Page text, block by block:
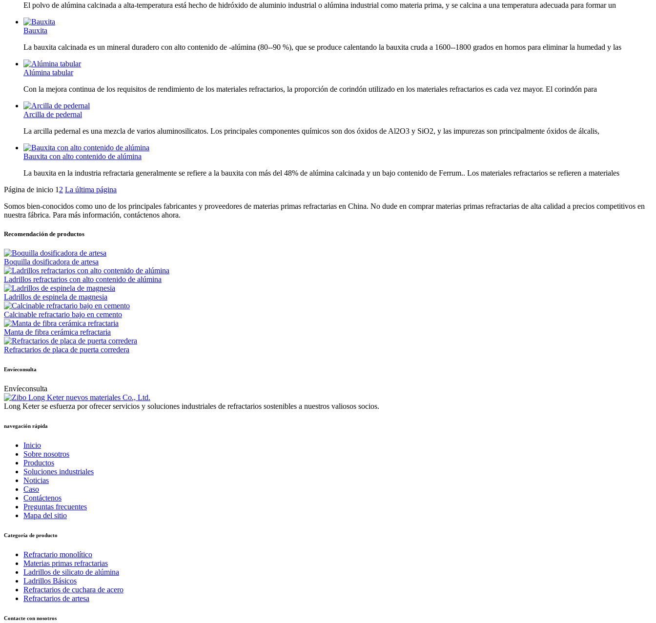
El polvo de alúmina calcinada a alta-temperatura está hecho de hidróxido de aluminio industrial o alúmina industrial como materia prima, y ​​se calcina a una temperatura adecuada para formar un
Bauxita
La bauxita calcinada es un mineral duradero con alto contenido de -alúmina (80--90 %), que se produce calentando la bauxita cruda a 1600--1800 grados en hornos para eliminar la humedad y las
Alúmina tabular
Con la mejora continua de los requisitos de rendimiento de los materiales refractarios, la proporción de corindón utilizado en los materiales refractarios es cada vez mayor. El corindón para
Arcilla de pedernal
La arcilla pedernal es una mezcla de varios aluminosilicatos. Los principales componentes químicos son dos óxidos de Al2O3 y SiO2, y las impurezas son principalmente óxidos de álcalis,
Bauxita con alto contenido de alúmina
La bauxita en la industria refractaria generalmente se refiere a la bauxita con más del 48% de alúmina calcinada y un bajo contenido de Ferrum.. Los materiales refractarios se refieren a materiales
Página de inicio 1 2 La última página
Somos bien-conocidos como uno de los principales fabricantes y proveedores de materias primas refractarias en China. No dude en comprar materias primas refractarias de alta calidad a precios competitivos en
nuestra fábrica. Para más información, contáctenos ahora.
Recomendación de productos
Boquilla dosificadora de artesa
Ladrillos refractarios con alto contenido de alúmina
Ladrillos de espinela de magnesia
Calcinable refractario bajo en cemento
Manta de fibra cerámica refractaria
Refractarios de placa de puerta corredera
Envíeconsulta
Envíeconsulta
Long Keter se esfuerza por ofrecer servicios y soluciones industriales de refractarios sostenibles a nuestros valiosos socios.
navegación rápida
Inicio
Sobre nosotros
Productos
Soluciones industriales
Noticias
Caso
Contáctenos
Preguntas frecuentes
Mapa del sitio
Categoría de producto
Refractario monolítico
Materias primas refractarias
Ladrillos de silicato de alúmina
Ladrillos Básicos
Refractarios de cuchara de acero
Refractarios de artesa
Contacte con nosotros